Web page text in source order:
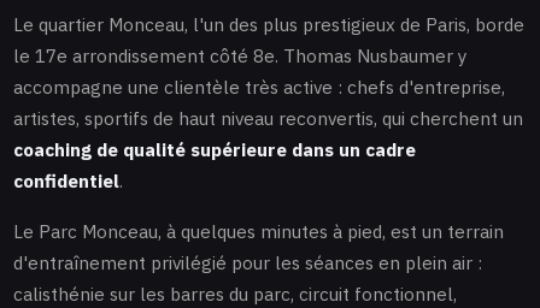
Le quartier Monceau, l'un des plus prestigieux de Paris, borde
le 17e arrondissement côté 8e. Thomas Nusbaumer y
accompagne une clientèle très active : chefs d'entreprise,
artistes, sportifs de haut niveau reconvertis, qui cherchent un
coaching de qualité supérieure dans un cadre
confidentiel.
Le Parc Monceau, à quelques minutes à pied, est un terrain
d'entraînement privilégié pour les séances en plein air :
calisthénie sur les barres du parc, circuit fonctionnel,